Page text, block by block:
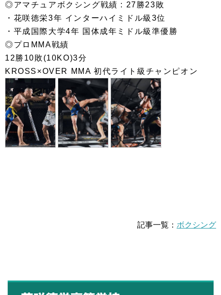
◎アマチュアボクシング戦績 : 27勝23敗
・花咲徳栄3年 インターハイミドル級3位
・平成国際大学4年 国体成年ミドル級準優勝
◎プロMMA戦績
12勝10敗(10KO)3分
KROSS×OVER MMA 初代ライト級チャンピオン
記事一覧： ボクシング